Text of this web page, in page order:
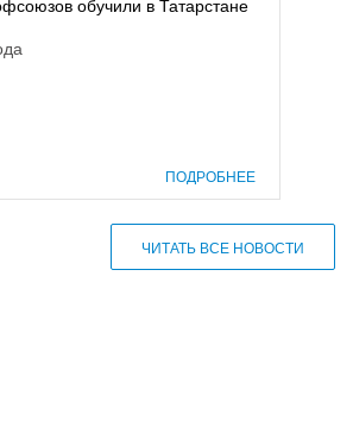
обучили в Татарстане
ПОДРОБНЕЕ
ЧИТАТЬ ВСЕ НОВОСТИ